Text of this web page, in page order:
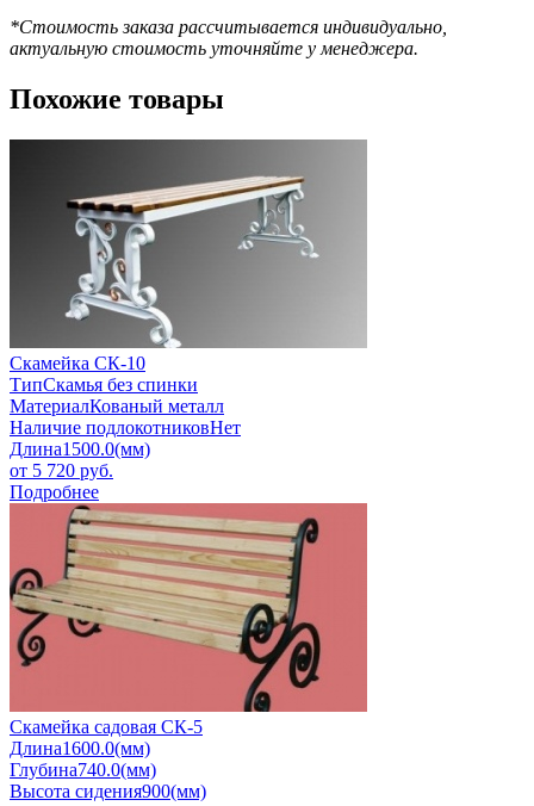
*Стоимость заказа рассчитывается индивидуально,
актуальную стоимость уточняйте у менеджера.
Похожие товары
Скамейка СК-10
ТипСкамья без спинки
МатериалКованый металл
Наличие подлокотниковНет
Длина1500.0(мм)
от 5 720 руб.
Подробнее
Скамейка садовая СК-5
Длина1600.0(мм)
Глубина740.0(мм)
Высота сидения900(мм)